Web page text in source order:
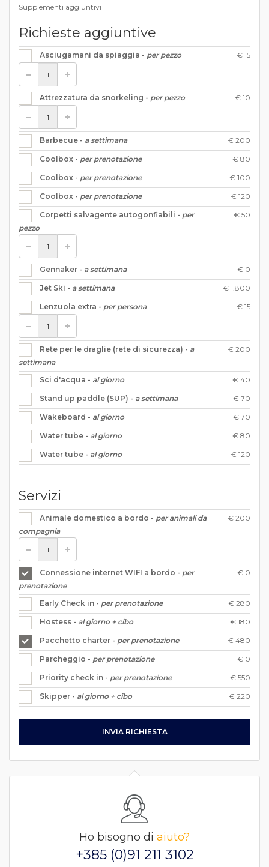
Supplementi aggiuntivi
Richieste aggiuntive
Asciugamani da spiaggia - per pezzo € 15
Attrezzatura da snorkeling - per pezzo € 10
Barbecue - a settimana € 200
Coolbox - per prenotazione € 80
Coolbox - per prenotazione € 100
Coolbox - per prenotazione € 120
Corpetti salvagente autogonfiabili - per
pezzo
€ 50
Gennaker - a settimana € 0
Jet Ski - a settimana € 1.800
Lenzuola extra - per persona € 15
Rete per le draglie (rete di sicurezza) - a
settimana
€ 200
Sci d'acqua - al giorno € 40
Stand up paddle (SUP) - a settimana € 70
Wakeboard - al giorno € 70
Water tube - al giorno € 80
Water tube - al giorno € 120
Servizi
Animale domestico a bordo - per animali da
compagnia
€ 200
Connessione internet WIFI a bordo - per
prenotazione
€ 0
Early Check in - per prenotazione € 280
Hostess - al giorno + cibo € 180
Pacchetto charter - per prenotazione € 480
Parcheggio - per prenotazione € 0
Priority check in - per prenotazione € 550
Skipper - al giorno + cibo € 220
INVIA RICHIESTA
Ho bisogno di aiuto?
+385 (0)91 211 3102